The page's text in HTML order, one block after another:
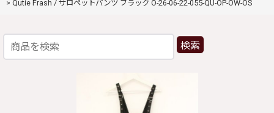
> Qutie Frash / サロペットパンツ ブラック O-26-06-22-055-QU-OP-OW-OS
検索